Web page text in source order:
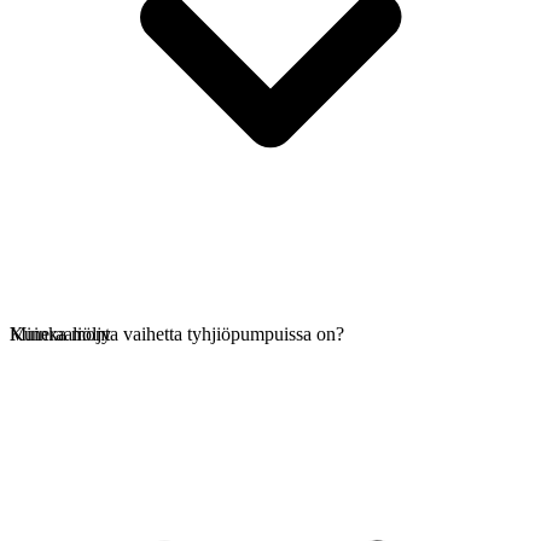
Mineraaliöljy
Kuinka monta vaihetta tyhjiöpumpuissa on?